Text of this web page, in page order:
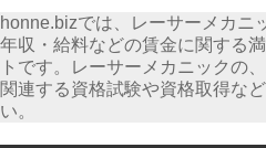
honne.bizでは、レーサーメカニ
年収・給料などの賃金に関する
トです。レーサーメカニックの
関連する資格試験や資格取得な
い。